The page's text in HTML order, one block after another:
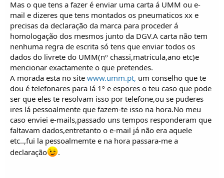
Mas o que tens a fazer é enviar uma carta á UMM ou e-
mail e dizeres que tens montados os pneumaticos xx e
precisas da declaração da marca para proceder á
homologação dos mesmos junto da DGV.A carta não tem
nenhuma regra de escrita só tens que enviar todos os
dados do livrete do UMM(nº chassi,matricula,ano etc)e
mencionar exactamente o que pretendes.
A morada esta no site www.umm.pt, um conselho que te
dou é telefonares para lá 1º e espores o teu caso que pode
ser que eles te resolvam isso por telefone,ou se puderes
ires lá pessoalmente que fazem-te isso na hora.No meu
caso enviei e-mails,passado uns tempos responderam que
faltavam dados,entretanto o e-mail já não era aquele
etc..,fui la pessoalmemte e na hora passara-me a
declaração
.